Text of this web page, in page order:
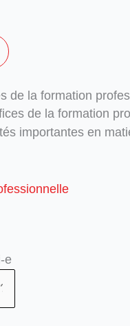
de la formation
de la formation
importantes en
e